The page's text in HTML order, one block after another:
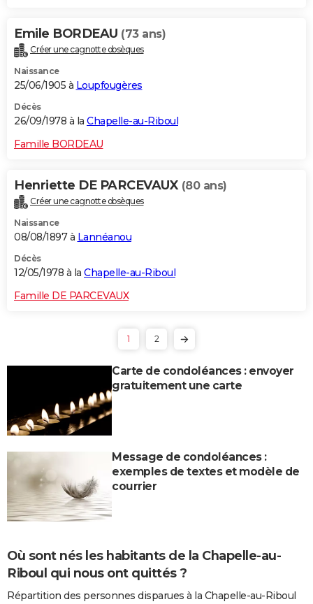
Emile BORDEAU (73 ans)
Créer une cagnotte obsèques
Naissance
25/06/1905 à Loupfougères
Décès
26/09/1978 à la Chapelle-au-Riboul
Famille BORDEAU
Henriette DE PARCEVAUX (80 ans)
Créer une cagnotte obsèques
Naissance
08/08/1897 à Lannéanou
Décès
12/05/1978 à la Chapelle-au-Riboul
Famille DE PARCEVAUX
1 2
Carte de condoléances : envoyer
gratuitement une carte
Message de condoléances :
exemples de textes et modèle de
courrier
Où sont nés les habitants de la Chapelle-au-
Riboul qui nous ont quittés ?
Répartition des personnes disparues à la Chapelle-au-Riboul